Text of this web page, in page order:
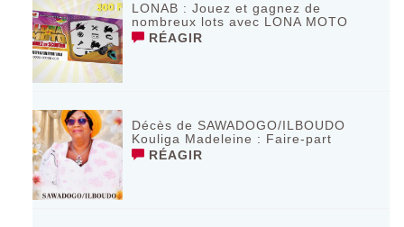
LONAB : Jouez et gagnez de
nombreux lots avec LONA MOTO
RÉAGIR
Décès de SAWADOGO/ILBOUDO
Kouliga Madeleine : Faire-part
RÉAGIR